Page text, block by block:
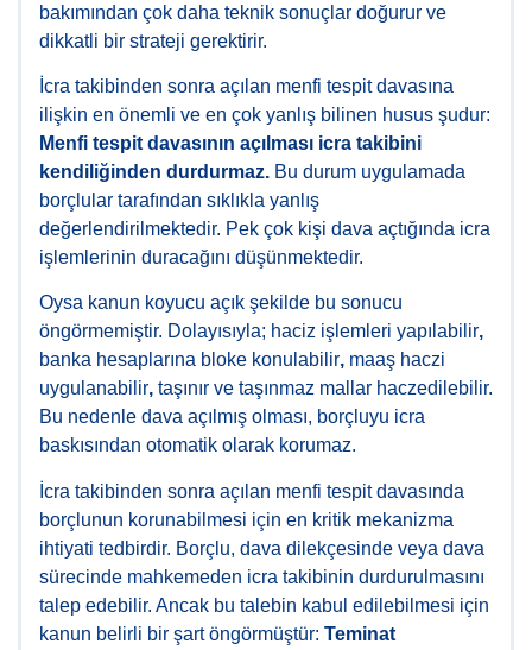
bakımından çok daha teknik sonuçlar doğurur ve
dikkatli bir strateji gerektirir.
İcra takibinden sonra açılan menfi tespit davasına
ilişkin en önemli ve en çok yanlış bilinen husus şudur:
Menfi tespit davasının açılması icra takibini
kendiliğinden durdurmaz. Bu durum uygulamada
borçlular tarafından sıklıkla yanlış
değerlendirilmektedir. Pek çok kişi dava açtığında icra
işlemlerinin duracağını düşünmektedir.
Oysa kanun koyucu açık şekilde bu sonucu
öngörmemiştir. Dolayısıyla; haciz işlemleri yapılabilir,
banka hesaplarına bloke konulabilir, maaş haczi
uygulanabilir, taşınır ve taşınmaz mallar haczedilebilir.
Bu nedenle dava açılmış olması, borçluyu icra
baskısından otomatik olarak korumaz.
İcra takibinden sonra açılan menfi tespit davasında
borçlunun korunabilmesi için en kritik mekanizma
ihtiyati tedbirdir. Borçlu, dava dilekçesinde veya dava
sürecinde mahkemeden icra takibinin durdurulmasını
talep edebilir. Ancak bu talebin kabul edilebilmesi için
kanun belirli bir şart öngörmüştür: Teminat